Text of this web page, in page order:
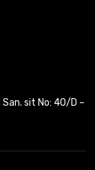
San. sit No: 40/D –